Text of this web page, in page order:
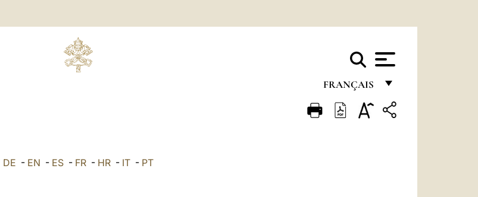
FRANÇAIS
FRANÇAIS
DE - EN - ES- FR- HR- IT- PT